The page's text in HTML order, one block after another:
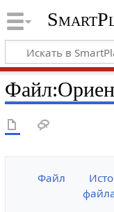
Файл:
Файл